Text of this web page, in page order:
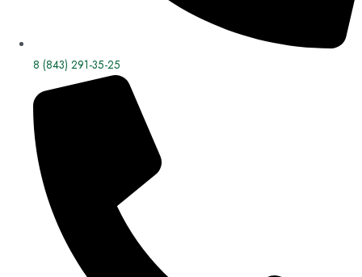
8 (843) 291-35-25